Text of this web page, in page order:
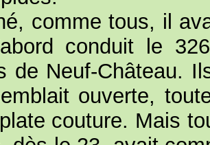
comme tous, il
conduit le
de Neuf-Château.
ouverte,
couture. Mais